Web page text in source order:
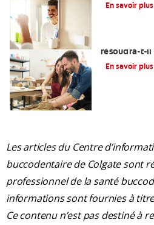
En savoir plus
résoudra-t-il
En savoir plus
Les articles du Centre
buccodentaire de Colgate sont
professionnel de la santé
informations sont fournies à
Ce contenu n’est pas destiné à